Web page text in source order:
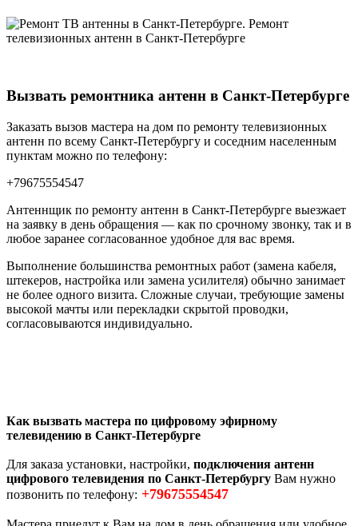
Вызвать ремонтника антенн в Санкт-Петербурге
Заказать вызов мастера на дом по ремонту телевизионных
антенн по всему Санкт-Петербургу и соседним населенным
пунктам можно по телефону:
+79675554547
Антеннщик по ремонту антенн в Санкт-Петербурге выезжает
на заявку в день обращения — как по срочному звонку, так и в
любое заранее согласованное удобное для вас время.
Выполнение большинства ремонтных работ (замена кабеля,
штекеров, настройка или замена усилителя) обычно занимает
не более одного визита. Сложные случаи, требующие замены
высокой мачты или перекладки скрытой проводки,
согласовываются индивидуально.
Как вызвать мастера по цифровому эфирному
телевидению в Санкт-Петербурге
Для заказа установки, настройки, подключения антенн
цифрового телевидения по Санкт-Петербургу Вам нужно
позвонить по телефону: +79675554547